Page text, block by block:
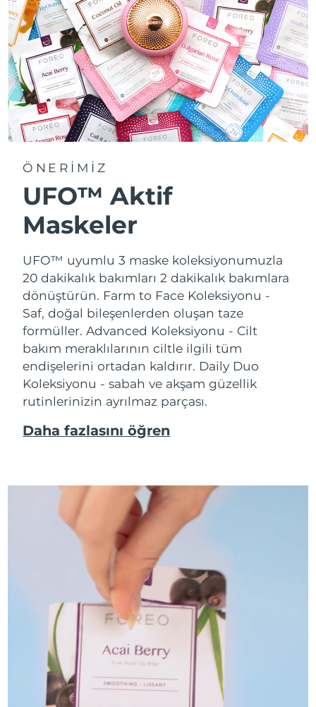
ÖNERİMİZ
UFO™ Aktif
Maskeler
UFO™ uyumlu 3 maske koleksiyonumuzla
20 dakikalık bakımları 2 dakikalık bakımlara
dönüştürün. Farm to Face Koleksiyonu -
Saf, doğal bileşenlerden oluşan taze
formüller. Advanced Koleksiyonu - Cilt
bakım meraklılarının ciltle ilgili tüm
endişelerini ortadan kaldırır. Daily Duo
Koleksiyonu - sabah ve akşam güzellik
rutinlerinizin ayrılmaz parçası.
Daha fazlasını öğren